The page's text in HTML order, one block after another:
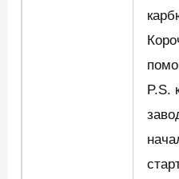
P.S.